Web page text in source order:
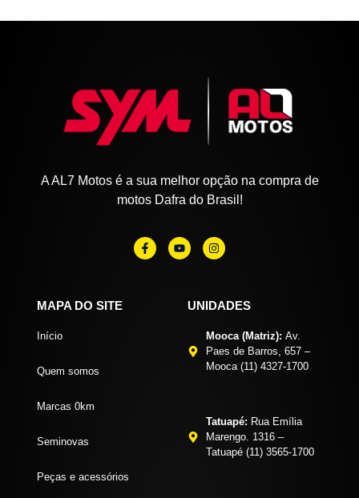
A AL7 Motos é a sua melhor opção na compra de
motos Dafra do Brasil!
MAPA DO SITE
Início
Quem somos
Marcas 0km
Seminovas
Peças e acessórios
UNIDADES
Mooca (Matriz): Av.
Paes de Barros, 657 –
Mooca (11) 4327-1700
Tatuapé: Rua Emília
Marengo. 1316 –
Tatuapé (11) 3565-1700